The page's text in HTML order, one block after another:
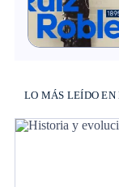
LO MÁS LEÍDO